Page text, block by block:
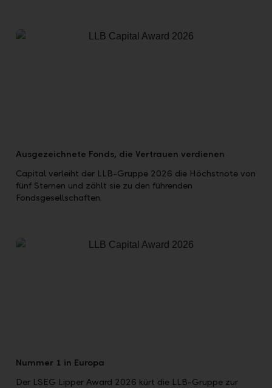
Ausgezeichnete Fonds, die Vertrauen verdienen
Capital verleiht der LLB-Gruppe 2026 die Höchstnote von
fünf Sternen und zählt sie zu den führenden
Fondsgesellschaften.
Nummer 1 in Europa
Der LSEG Lipper Award 2026 kürt die LLB-Gruppe zur